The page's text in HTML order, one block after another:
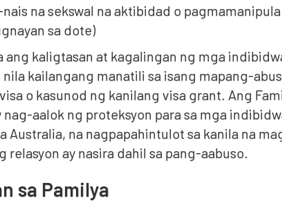
na sekswal na aktibidad o pagmamanipula
sa dote)
ang kaligtasan at kagalingan ng mga
kailangang manatili sa isang mapang-
o kasunod ng kanilang visa grant. Ang
aalok ng proteksyon para sa mga
Australia, na nagpapahintulot sa kanila na
ay nasira dahil sa pang-aabuso.
sa Pamilya